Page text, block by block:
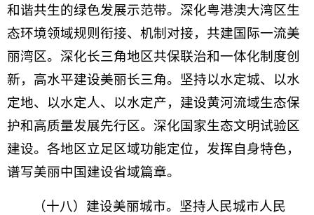
和谐共生的绿色发展示范带。深化粤港澳大湾区生
态环境领域规则衔接、机制对接，共建国际一流美
丽湾区。深化长三角地区共保联治和一体化制度创
新，高水平建设美丽长三角。坚持以水定城、以水
定地、以水定人、以水定产，建设黄河流域生态保
护和高质量发展先行区。深化国家生态文明试验区
建设。各地区立足区域功能定位，发挥自身特色，
谱写美丽中国建设省域篇章。
（十八）建设美丽城市。坚持人民城市人民